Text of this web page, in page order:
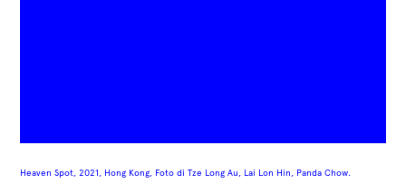
Heaven Spot, 2021, Hong Kong, Foto diTze Long Au, Lai Lon Hin, Panda Chow.